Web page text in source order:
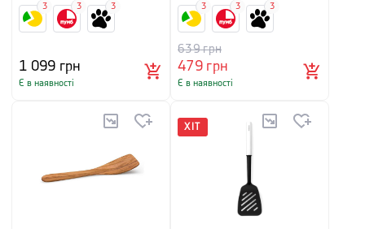
1 099 грн
Є в наявності
3 3 3
479грн
639грн
Є в наявності
3 3 3
ХІТ